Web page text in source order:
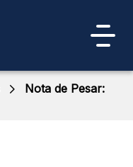
Nota de Pesar: